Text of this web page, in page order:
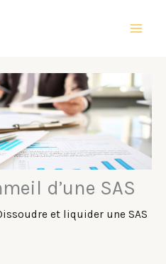
d’une SAS
et liquider une SAS